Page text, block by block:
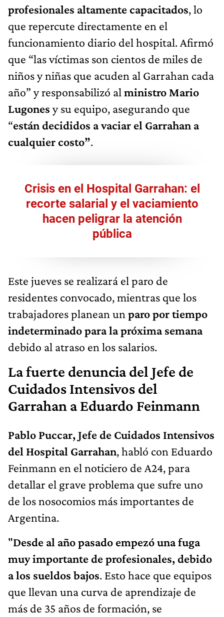
profesionales altamente capacitados, lo
que repercute directamente en el
funcionamiento diario del hospital. Afirmó
que “las víctimas son cientos de miles de
niños y niñas que acuden al Garrahan cada
año” y responsabilizó al ministro Mario
Lugones y su equipo, asegurando que
“están decididos a vaciar el Garrahan a
cualquier costo”.
Crisis en el Hospital Garrahan: el
recorte salarial y el vaciamiento
hacen peligrar la atención
pública
Este jueves se realizará el paro de
residentes convocado, mientras que los
trabajadores planean un paro por tiempo
indeterminadopara la próxima semana
debido al atraso en los salarios.
La fuerte denuncia del Jefe de
Cuidados Intensivos del
Garrahan a Eduardo Feinmann
Pablo Puccar, Jefe de Cuidados Intensivos
del Hospital Garrahan, habló con Eduardo
Feinmann en el noticiero de A24, para
detallar el grave problema que sufre uno
de los nosocomios más importantes de
Argentina.
"Desde al año pasado empezó una fuga
muy importante de profesionales, debido
a los sueldos bajos. Esto hace que equipos
que llevan una curva de aprendizaje de
más de 35 años de formación, se